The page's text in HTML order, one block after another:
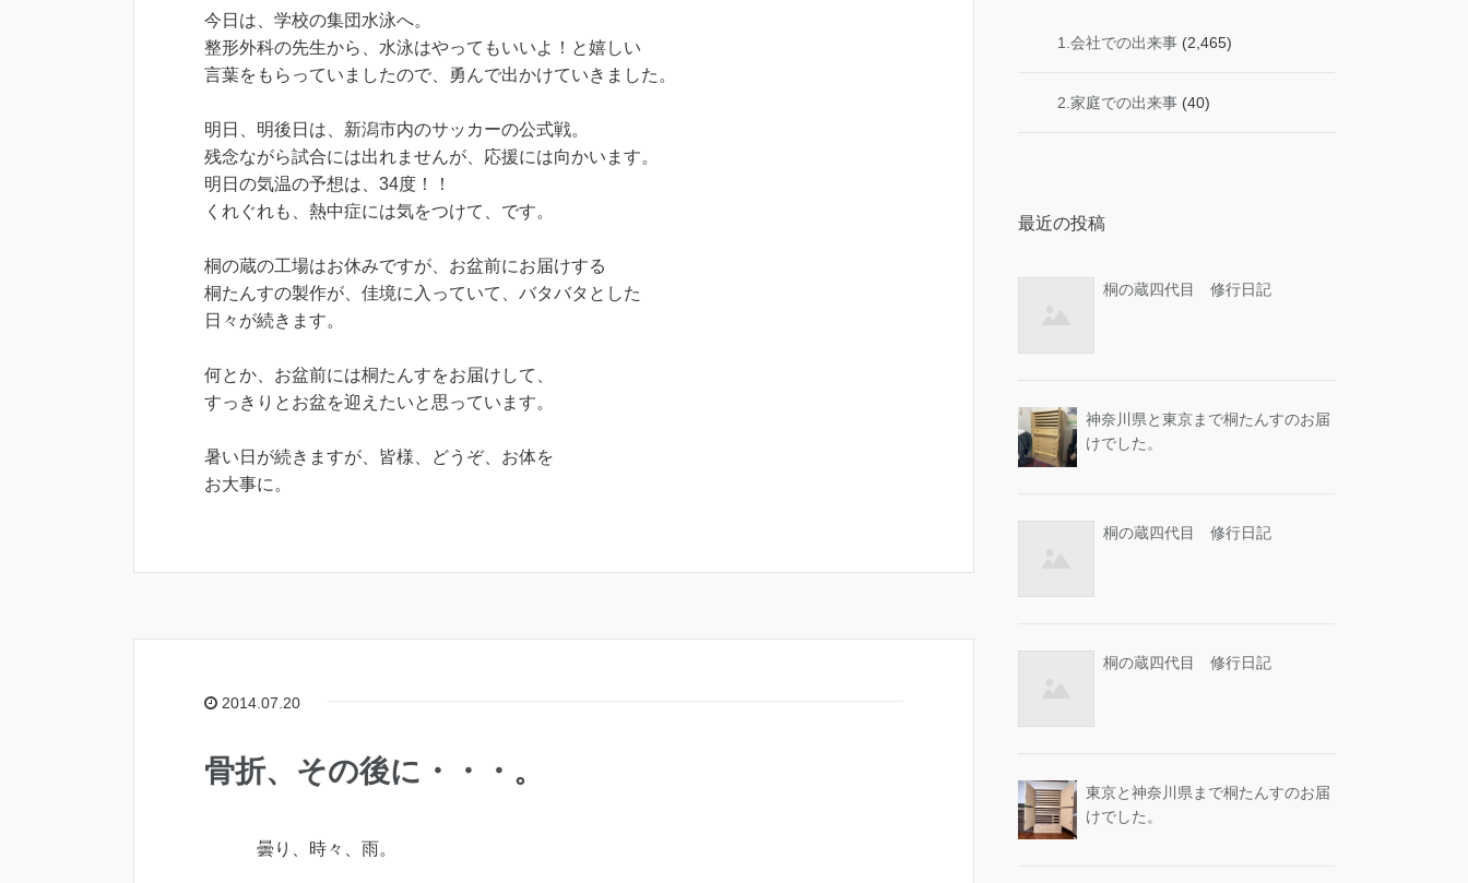
今日は、学校の集団水泳へ。
整形外科の先生から、水泳はやってもいいよ！と嬉しい
言葉をもらっていましたので、勇んで出かけていきました。
明日、明後日は、新潟市内のサッカーの公式戦。
残念ながら試合には出れませんが、応援には向かいます。
明日の気温の予想は、34度！！
くれぐれも、熱中症には気をつけて、です。
桐の蔵の工場はお休みですが、お盆前にお届けする
桐たんすの製作が、佳境に入っていて、バタバタとした
日々が続きます。
何とか、お盆前には桐たんすをお届けして、
すっきりとお盆を迎えたいと思っています。
暑い日が続きますが、皆様、どうぞ、お体を
お大事に。
2014.07.20
骨折、その後に・・・。
曇り、時々、雨。
1.会社での出来事 (2,465)
2.家庭での出来事 (40)
最近の投稿
桐の蔵四代目 修行日記
神奈川県と東京まで桐たんすのお届
けでした。
桐の蔵四代目 修行日記
桐の蔵四代目 修行日記
東京と神奈川県まで桐たんすのお届
けでした。